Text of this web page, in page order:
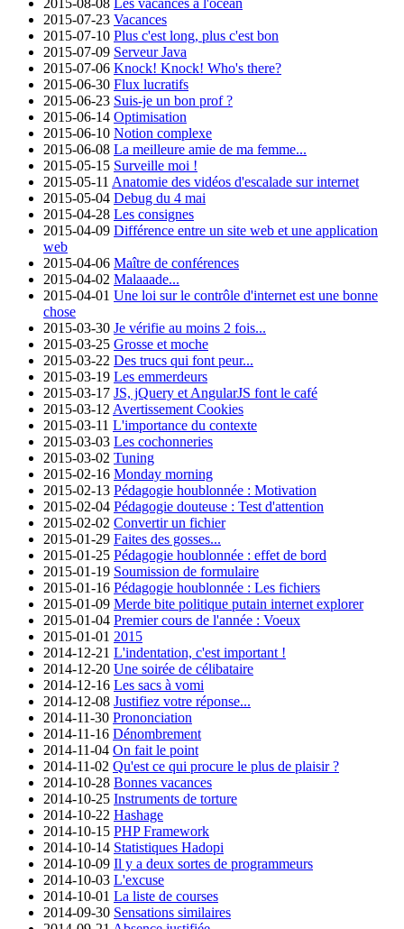
2015-07-23 Vacances
2015-07-10 Plus c'est long, plus c'est bon
2015-07-09 Serveur Java
2015-07-06 Knock! Knock! Who's there?
2015-06-30 Flux lucratifs
2015-06-23 Suis-je un bon prof ?
2015-06-14 Optimisation
2015-06-10 Notion complexe
2015-06-08 La meilleure amie de ma femme...
2015-05-15 Surveille moi !
2015-05-11 Anatomie des vidéos d'escalade sur internet
2015-05-04 Debug du 4 mai
2015-04-28 Les consignes
2015-04-09 Différence entre un site web et une application
web
2015-04-06 Maître de conférences
2015-04-02 Malaaade...
2015-04-01 Une loi sur le contrôle d'internet est une bonne
chose
2015-03-30 Je vérifie au moins 2 fois...
2015-03-25 Grosse et moche
2015-03-22 Des trucs qui font peur...
2015-03-19 Les emmerdeurs
2015-03-17 JS, jQuery et AngularJS font le café
2015-03-12 Avertissement Cookies
2015-03-11 L'importance du contexte
2015-03-03 Les cochonneries
2015-03-02 Tuning
2015-02-16 Monday morning
2015-02-13 Pédagogie houblonnée : Motivation
2015-02-04 Pédagogie douteuse : Test d'attention
2015-02-02 Convertir un fichier
2015-01-29 Faites des gosses...
2015-01-25 Pédagogie houblonnée : effet de bord
2015-01-19 Soumission de formulaire
2015-01-16 Pédagogie houblonnée : Les fichiers
2015-01-09 Merde bite politique putain internet explorer
2015-01-04 Premier cours de l'année : Voeux
2015-01-01 2015
2014-12-21 L'indentation, c'est important !
2014-12-20 Une soirée de célibataire
2014-12-16 Les sacs à vomi
2014-12-08 Justifiez votre réponse...
2014-11-30 Prononciation
2014-11-16 Dénombrement
2014-11-04 On fait le point
2014-11-02 Qu'est ce qui procure le plus de plaisir ?
2014-10-28 Bonnes vacances
2014-10-25 Instruments de torture
2014-10-22 Hashage
2014-10-15 PHP Framework
2014-10-14 Statistiques Hadopi
2014-10-09 Il y a deux sortes de programmeurs
2014-10-03 L'excuse
2014-10-01 La liste de courses
2014-09-30 Sensations similaires